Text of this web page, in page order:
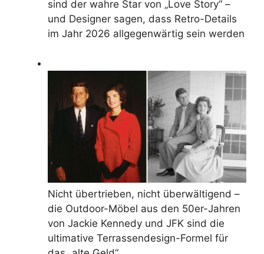
sind der wahre Star von „Love Story“ –
und Designer sagen, dass Retro-Details
im Jahr 2026 allgegenwärtig sein werden
Nicht übertrieben, nicht überwältigend –
die Outdoor-Möbel aus den 50er-Jahren
von Jackie Kennedy und JFK sind die
ultimative Terrassendesign-Formel für